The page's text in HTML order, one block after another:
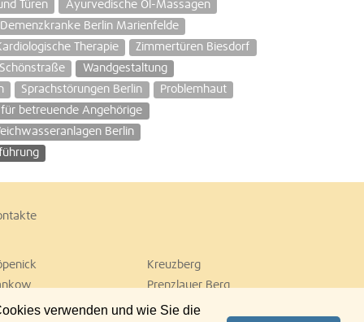
verwenden und wie Sie die
Türen
Ayurvedische Öl-Massagen
Berlin Marienfelde
Therapie
Zimmertüren Biesdorf
Wandgestaltung
Sprachstörungen Berlin
Problemhaut
für betreuende Angehörige
Berlin
Kreuzberg
Prenzlauer Berg
Tiergarten